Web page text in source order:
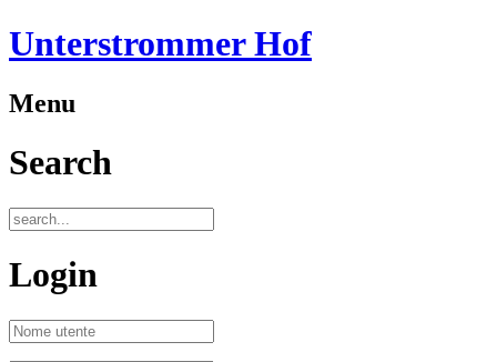
Unterstrommer Hof
Menu
Search
Login